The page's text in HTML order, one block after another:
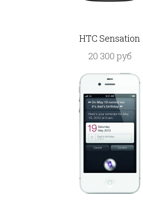
HTC Sensation
20 300 руб